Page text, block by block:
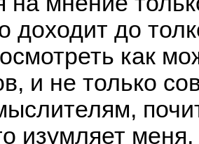
доходит до
как
и не только
изумляет